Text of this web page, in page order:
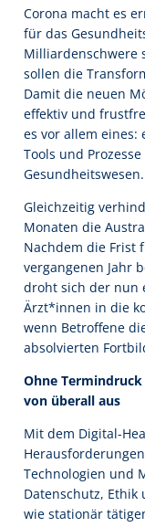
Corona macht es
für das
Milliardenschwere
sollen die
Damit die neuen
effektiv und
es vor allem
Tools und
Gesundheitswesen.
Gleichzeitig
Monaten die
Nachdem die Frist
vergangenen Jahr
droht sich der nun
Ärzt*innen in die
wenn Betroffene
absolvierten
Ohne
von überall aus
Mit dem Digital-
Technologien und
Datenschutz,
wie stationär